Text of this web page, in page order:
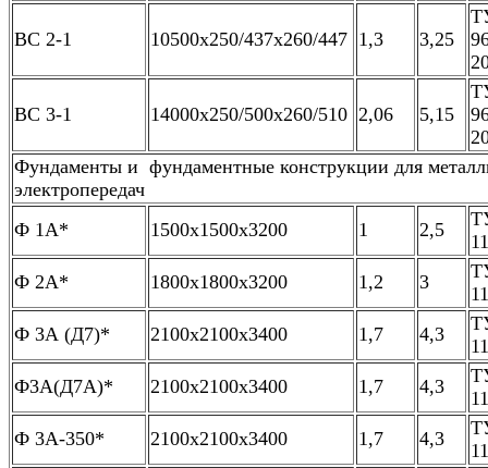
ВС 2-1 10500х250/437х260/447 1,3 3,25
ВС 3-1 14000х250/500х260/510 2,06 5,15
Фундаменты и фундаментные конструкции для
электропередач
Ф 1А*
1500х1500х3200 1 2,5
Ф 2А*
1800х1800х3200 1,2 3
Ф 3А (Д7)*
2100х2100х3400 1,7 4,3
Ф3А(Д7А)*
2100х2100х3400 1,7 4,3
Ф 3А-350*
2100х2100х3400 1,7 4,3